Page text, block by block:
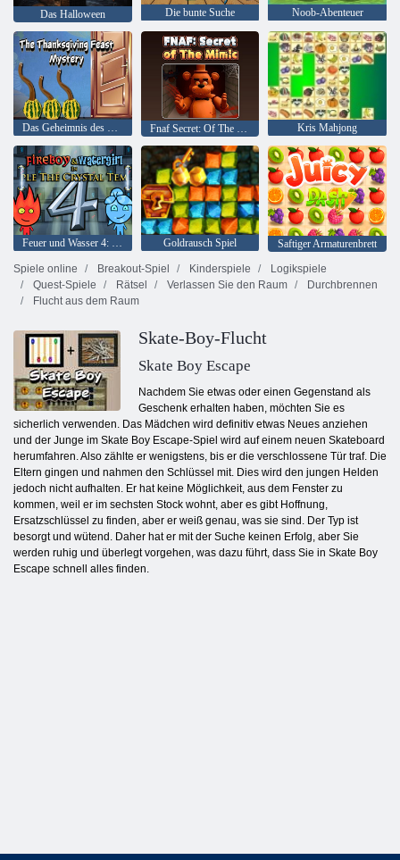
Das Halloween Die bunte Suche Noob-Abenteuer
Das Geheimnis des Erntedankfestes Fnaf Secret: Of The Mimic Kris Mahjong
Feuer und Wasser 4: Kristalltempel Goldrausch Spiel
Saftiger Armaturenbrett
Spiele online
Breakout-Spiel Kinderspiele
Logikspiele
Quest-Spiele
Rätsel Verlassen Sie den Raum
Durchbrennen
Flucht aus dem Raum
Skate-Boy-Flucht
Skate Boy Escape
Nachdem Sie etwas oder einen Gegenstand als
Geschenk erhalten haben, möchten Sie es
sicherlich verwenden. Das Mädchen wird definitiv etwas Neues anziehen
und der Junge im Skate Boy Escape-Spiel wird auf einem neuen Skateboard
herumfahren. Also zählte er wenigstens, bis er die verschlossene Tür traf. Die
Eltern gingen und nahmen den Schlüssel mit. Dies wird den jungen Helden
jedoch nicht aufhalten. Er hat keine Möglichkeit, aus dem Fenster zu
kommen, weil er im sechsten Stock wohnt, aber es gibt Hoffnung,
Ersatzschlüssel zu finden, aber er weiß genau, was sie sind. Der Typ ist
besorgt und wütend. Daher hat er mit der Suche keinen Erfolg, aber Sie
werden ruhig und überlegt vorgehen, was dazu führt, dass Sie in Skate Boy
Escape schnell alles finden.